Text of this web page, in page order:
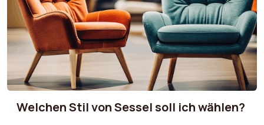
Welchen Stil von Sessel soll ich wählen?